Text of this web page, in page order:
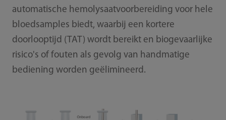
automatische hemolysaatvoorbereiding voor hele
bloedsamples biedt, waarbij een kortere
doorlooptijd (TAT) wordt bereikt en biogevaarlijke
risico's of fouten als gevolg van handmatige
bediening worden geëlimineerd.